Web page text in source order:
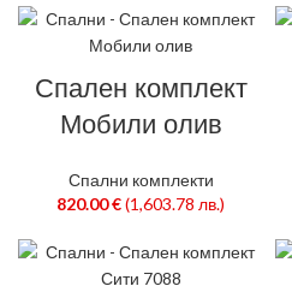
Спален комплект
Мобили олив
Спални комплекти
820.00€(1,603.78 лв.)